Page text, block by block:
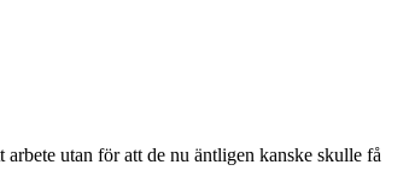
utan för att de nu äntligen kanske skulle få